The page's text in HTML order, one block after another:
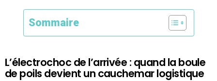
Sommaire
L’électrochoc de l’arrivée : quand la boule
de poils devient un cauchemar logistique